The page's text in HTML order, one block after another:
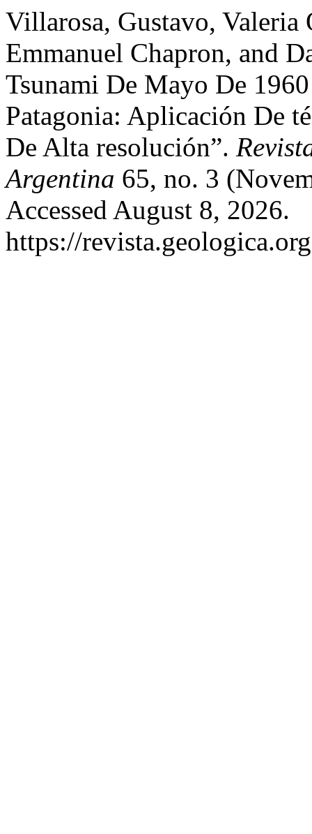
Villarosa, Gustavo, Valeria
Emmanuel Chapron, and
Tsunami De Mayo De
Patagonia: Aplicación De
De Alta resolución”.
Argentina 65, no. 3
Accessed August 8, 2026.
https://